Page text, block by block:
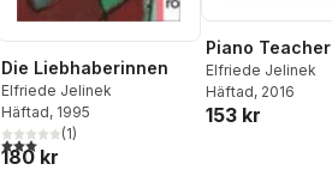
Die Liebhaberinnen
Elfriede Jelinek
Häftad, 1995
3,0utav 5 stjärnor. Totalt antal röster:
(1)
180 kr
Piano Teacher
Elfriede Jelinek
Häftad, 2016
153 kr